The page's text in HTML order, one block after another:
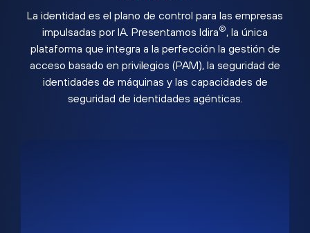
La identidad es el plano de control para las empresas
impulsadas por IA. Presentamos Idira®, la única
plataforma que integra a la perfección la gestión de
acceso basado en privilegios (PAM), la seguridad de
identidades de máquinas y las capacidades de
seguridad de identidades agénticas.